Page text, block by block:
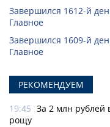
Завершился 1612-й
Главное
Завершился 1609-й
Главное
РЕКОМЕНДУЕМ
19:45 За 2 млн рублей
рощу